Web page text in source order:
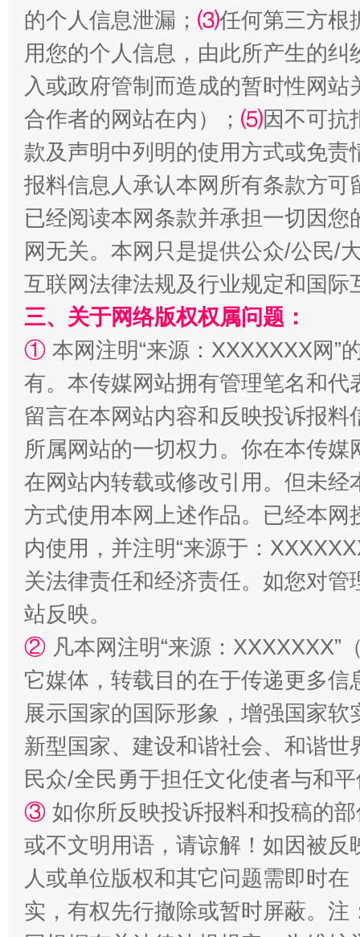
揭批美国五大"原罪" "炒
站台名比不上好声名
漫山遍野的桃花与雪山、麦地、白藏房 除
的个人信息泄漏； ⑶任何第三方根
用您的个人信息，由此所产生的纠
入或政府管制而造成的暂时性网
合作者的网站在内）； ⑸因不可抗
款及声明中列明的使用方式或免责
报料信息人承认本网所有条款方
已经阅读本网条款并承担一切因
网无关。本网只是提供公众/公民/
互联网法律法规及行业规定和国
三、关于网络版权权属问题：
① 本网注明“来源：XXXXXXX网”
有。本传媒网站拥有管理笔名和
留言在本网站内容和反映投诉报
所属网站的一切权力。你在本传
在网站内转载或修改引用。但未
方式使用本网上述作品。已经本
内使用，并注明“来源于：
关法律责任和经济责任。如您对
站反映。
② 凡本网注明“来源：
它媒体，转载目的在于传递更多
展示国家的国际形象，增强国家
新型国家、建设和谐社会、和谐
民众/全民勇于担任文化使者与和
③ 如你所反映投诉报料和投稿的
或不文明用语，请谅解！如因被
人或单位版权和其它问题需即时在
实，有权先行撤除或暂时屏蔽。